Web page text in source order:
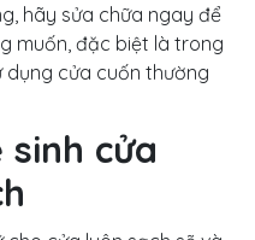
hãy sửa chữa ngay để
muốn, đặc biệt là trong
dụng cửa cuốn thường
cửa